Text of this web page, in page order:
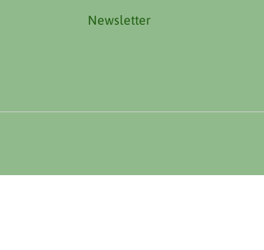
Newsletter